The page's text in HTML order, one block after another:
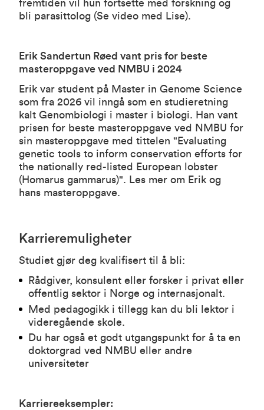
fremtiden vil hun fortsette med forskning og
bli parasittolog (Se video med Lise).
Erik Sandertun Røed vant pris for beste
masteroppgave ved NMBU i 2024
Erik var student på Master in Genome Science
som fra 2026 vil inngå som en studieretning
kalt Genombiologi i master i biologi. Han vant
prisen for beste masteroppgave ved NMBU for
sin masteroppgave med tittelen " Evaluating
genetic tools to inform conservation efforts for
the nationally red-listed European lobster
(Homarus gammarus)". Les mer om Erik og
hans masteroppgave.
Karrieremuligheter
Studiet gjør deg kvalifisert til å bli:
Rådgiver, konsulent eller forsker i privat eller
offentlig sektor i Norge og internasjonalt.
Med pedagogikk i tillegg kan du bli lektor i
videregående skole.
Du har også et godt utgangspunkt for å ta en
doktorgrad ved NMBU eller andre
universiteter
Karriereeksempler: